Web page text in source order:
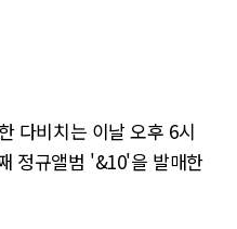
다비치는 이날 오후 6시
정규앨범 '&10'을 발매한